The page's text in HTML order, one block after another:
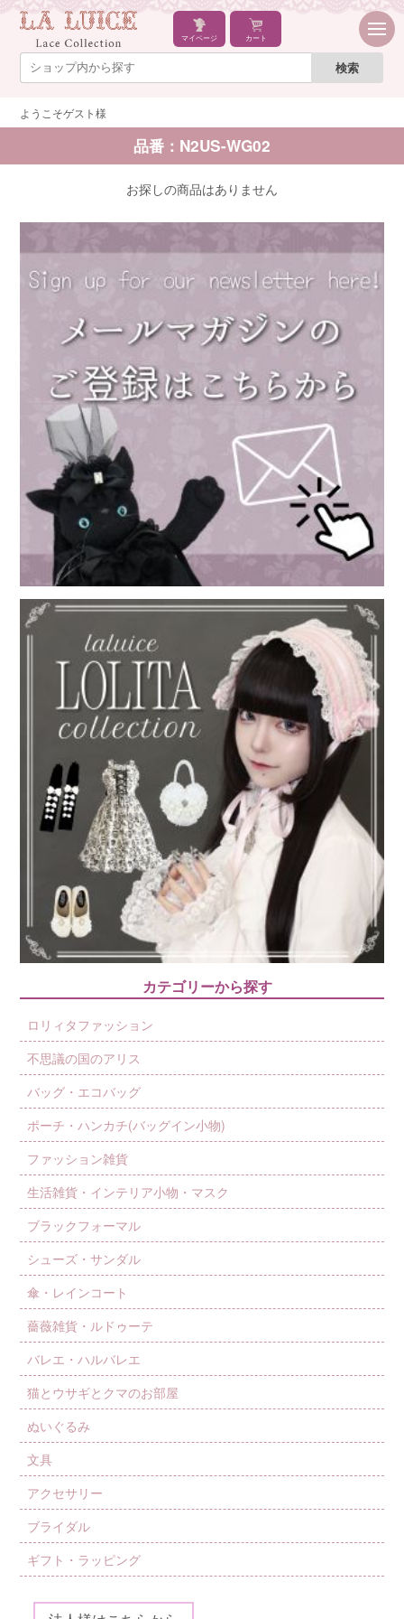
マイページ カート
ようこそゲスト様
品番：N2US-WG02
お探しの商品はありません
カテゴリーから探す
ロリィタファッション
不思議の国のアリス
バッグ・エコバッグ
ポーチ・ハンカチ(バッグイン小物)
ファッション雑貨
生活雑貨・インテリア小物・マスク
ブラックフォーマル
シューズ・サンダル
傘・レインコート
薔薇雑貨・ルドゥーテ
バレエ・ハルバレエ
猫とウサギとクマのお部屋
ぬいぐるみ
文具
アクセサリー
ブライダル
ギフト・ラッピング